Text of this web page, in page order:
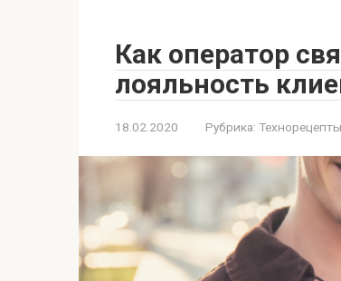
Как оператор
лояльность
18.02.2020 Рубрика: Технорецепты